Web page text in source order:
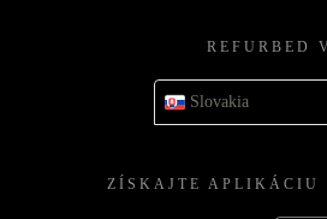
REFURBED
Slovakia
ZÍSKAJTE APLIKÁCIU